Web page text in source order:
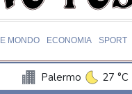
MONDO ECONOMIA SPORT
Palermo 27 °C